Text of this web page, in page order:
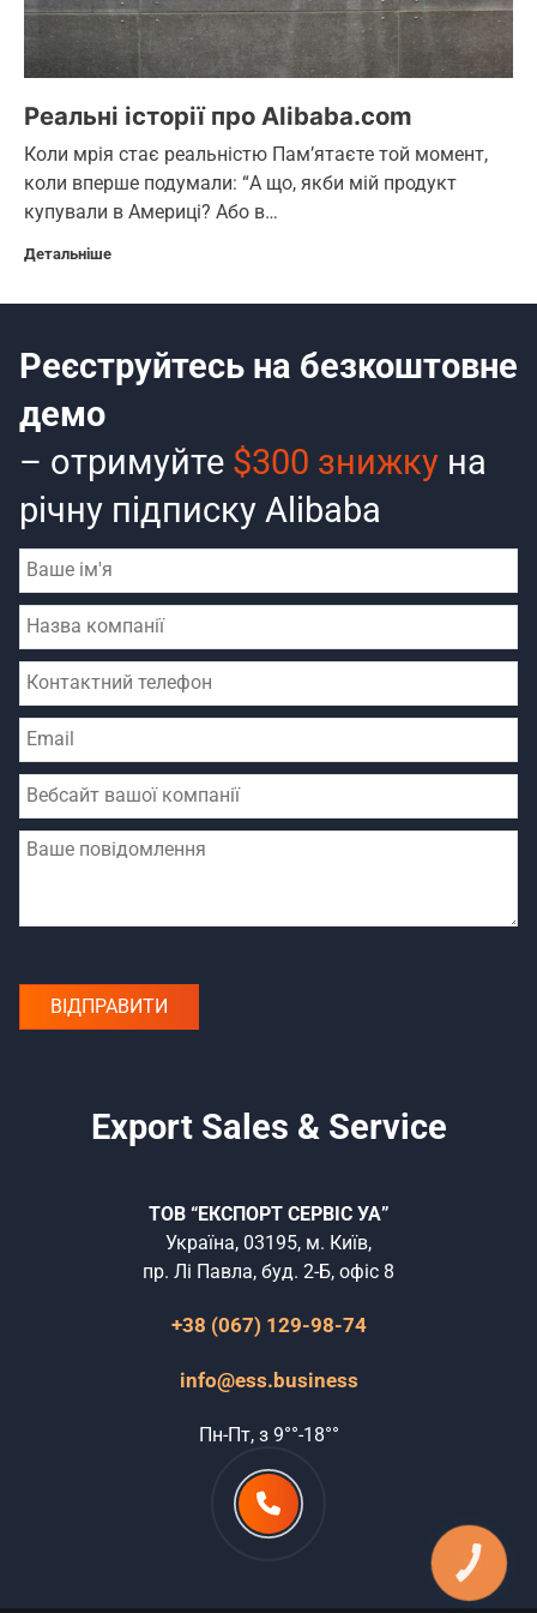
Реальні історії про Alibaba.com
Коли мрія стає реальністю Пам’ятаєте той момент,
коли вперше подумали: “А що, якби мій продукт
купували в Америці? Або в…
Детальніше
Реєструйтесь на безкоштовне
демо
– отримуйте $300 знижку на
річну підписку Alibaba
Export Sales & Service
ТОВ “ЕКСПОРТ СЕРВІС УА”
Україна, 03195, м. Київ,
пр. Лі Павла, буд. 2-Б, офіс 8
+38 (067) 129-98-74
info@ess.business
Пн-Пт, з 9°°-18°°
КНОПКА
ЗВ'ЯЗКУ